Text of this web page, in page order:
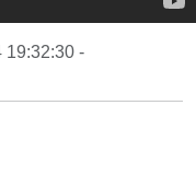
19:32:30 -